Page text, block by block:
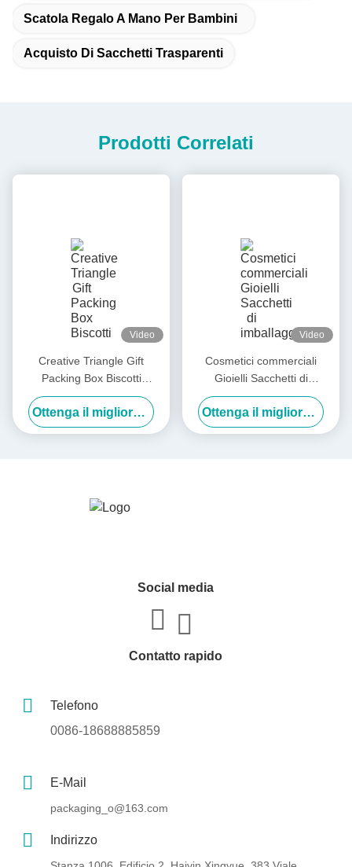
Scatola Regalo A Mano Per Bambini
Acquisto Di Sacchetti Trasparenti
Prodotti Correlati
Video
Creative Triangle Gift
Packing Box Biscotti
Pasticceria Matrimonio
Caramelle Imballaggio Borsa
da mano Scatole regalo
Ottenga il migliore prezzo
Video
Cosmetici commerciali
Gioielli Sacchetti di
imballaggio Sacchetti da
shopping Sacchetto regalo di
carta con nastro a prua
Ottenga il migliore prezzo
Social media
Contatto rapido
Telefono
0086-18688885859
E-Mail
packaging_o@163.com
Indirizzo